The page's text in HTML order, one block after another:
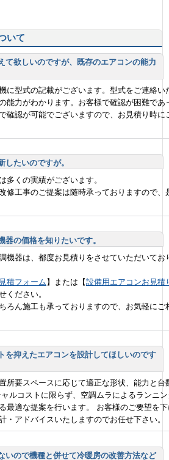
いて
て欲しいのですが、既存のエアコンの能力
に型式の記載がございます。型式をご連絡い
能力がわかります。お客様で確認が困難であ
確認が可能でございますので、お見積り時に
したいのですが。
多くの実績がございます。
修工事のご提案は随時承っておりますので、
器の価格を知りたいです。
機器は、都度お見積りをさせていただいてお
積フォーム 】または【設備用エアコンお見積
ください。
ろん施工も承っておりますので、お気軽にご
を抑えたエアコンを設計してほしいのです
所要スペースに応じて適正な形状、能力と台
ルコストに限らず、空調ムラによるランニ
最適な提案を行います。 お客様のご要望を
・アドバイスいたしますのでお任せ下さい。
いので機種と併せて冷暖房の改善方法など